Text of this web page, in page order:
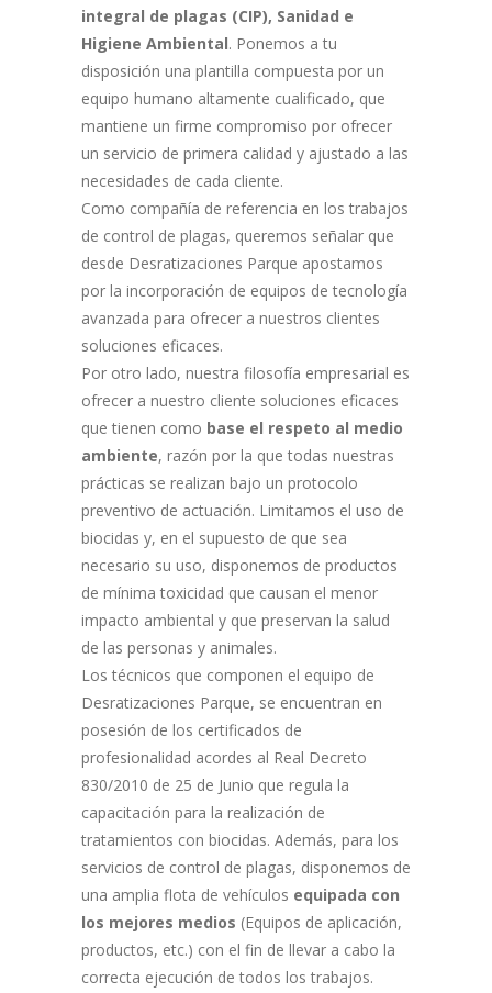
integral de plagas (CIP), Sanidad e
Higiene Ambiental. Ponemos a tu
disposición una plantilla compuesta por un
equipo humano altamente cualificado, que
mantiene un firme compromiso por ofrecer
un servicio de primera calidad y ajustado a las
necesidades de cada cliente.
Como compañía de referencia en los trabajos
de control de plagas, queremos señalar que
desde Desratizaciones Parque apostamos
por la incorporación de equipos de tecnología
avanzada para ofrecer a nuestros clientes
soluciones eficaces.
Por otro lado, nuestra filosofía empresarial es
ofrecer a nuestro cliente soluciones eficaces
que tienen como base el respeto al medio
ambiente, razón por la que todas nuestras
prácticas se realizan bajo un protocolo
preventivo de actuación. Limitamos el uso de
biocidas y, en el supuesto de que sea
necesario su uso, disponemos de productos
de mínima toxicidad que causan el menor
impacto ambiental y que preservan la salud
de las personas y animales.
Los técnicos que componen el equipo de
Desratizaciones Parque, se encuentran en
posesión de los certificados de
profesionalidad acordes al Real Decreto
830/2010 de 25 de Junio que regula la
capacitación para la realización de
tratamientos con biocidas. Además, para los
servicios de control de plagas, disponemos de
una amplia flota de vehículos equipada con
los mejores medios (Equipos de aplicación,
productos, etc.) con el fin de llevar a cabo la
correcta ejecución de todos los trabajos.